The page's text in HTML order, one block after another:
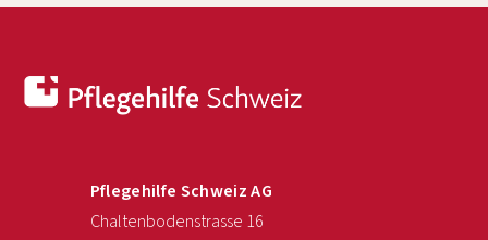
Pflegehilfe Schweiz AG
Chaltenbodenstrasse 16